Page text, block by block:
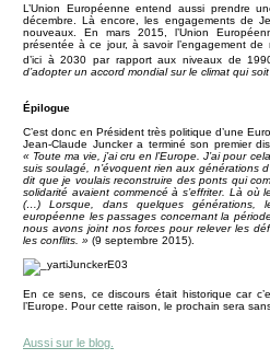
L’Union Européenne entend aussi prendre
décembre. Là encore, les engagements de
nouveaux. En mars 2015, l’Union
présentée à ce jour, à savoir l’engagement
d’ici à 2030 par rapport aux niveaux de
d’adopter un accord mondial sur le climat qui
Épilogue
C’est donc en Président très politique d’une
Jean-Claude Juncker a terminé son premier
« Toute ma vie, j’ai cru en l’Europe. J’ai pour
suis soulagé, n’évoquent rien aux générations
dit que je voulais reconstruire des ponts qui
solidarité avaient commencé à s’effriter. Là où
(…) Lorsque, dans quelques générations,
européenne les passages concernant la
nous avons joint nos forces pour relever les
les conflits. » (9 septembre 2015).
En ce sens, ce discours était historique car
l’Europe. Pour cette raison, le prochain sera
Aussi sur le blog.